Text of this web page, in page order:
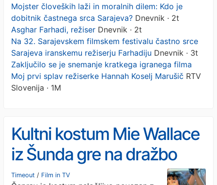
Mojster človeških laži in moralnih dilem: Kdo je
dobitnik častnega srca Sarajeva? Dnevnik · 2t
Asghar Farhadi, režiser Dnevnik · 2t
Na 32. Sarajevskem filmskem festivalu častno srce
Sarajeva iranskemu režiserju Farhadiju Dnevnik · 3t
Zaključilo se je snemanje kratkega igranega filma
Moj prvi splav režiserke Hannah Koselj Marušič RTV
Slovenija · 1M
Kultni kostum Mie Wallace
iz Šunda gre na dražbo
Timeout / Film in TV